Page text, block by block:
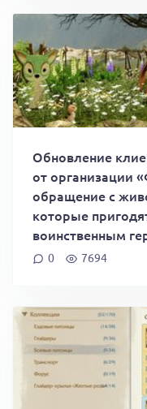
Обновление
от организации
обращение с
которые
воинственным
0 7694